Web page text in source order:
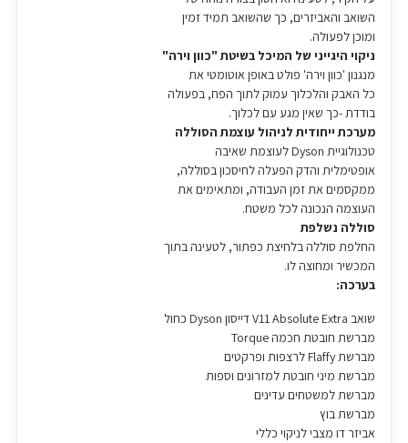
השואב והאביזרים, כך שהשואב תמיד זמין
ומוכן לפעולה.
ניקוי היגייני של המיכל בשיטת "כוון וירה"
מנגנון 'כוון וירה' פולט באופן אוטומטי את
כל האבק והלכלוך עמוק לתוך הפח, בפעולה
בודדת -כך שאין מגע עם לכלוך.
מערכת ייחודית לניהול עוצמת הסוללה
טכנולוגיית Dyson לעוצמת שאיבה
אופטימלית והדק הפעלה לחיסכון בסוללה,
ממקסמים את זמן העבודה, ומתאימים את
העוצמה הנכונה לכל משטח.
סוללה נשלפת
החלפת סוללה בלחיצת כפתור, לטעינה בתוך
המכשיר ומחוצה לו.
בערכה:
שואב V11 Absolute Extra דייסון Dyson כחול
מברשת חובטת חכמה Torque
מברשת Flaffy לרצפות ופרקטים
מברשת מיני חובטת למזרונים וספות
מברשת למשטחים עדינים
מברשת בוץ
אביזר דו מצבי לניקוי כללי